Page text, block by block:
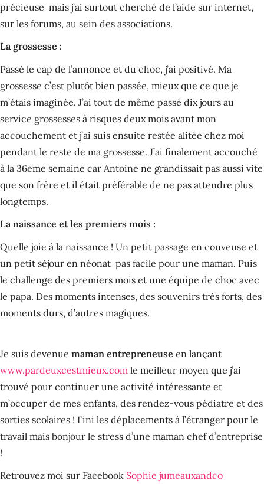
précieuse mais j’ai surtout cherché de l’aide sur internet,
sur les forums, au sein des associations.
La grossesse :
Passé le cap de l’annonce et du choc, j’ai positivé. Ma
grossesse c’est plutôt bien passée, mieux que ce que je
m’étais imaginée. J’ai tout de même passé dix jours au
service grossesses à risques deux mois avant mon
accouchement et j’ai suis ensuite restée alitée chez moi
pendant le reste de ma grossesse. J’ai finalement accouché
à la 36eme semaine car Antoine ne grandissait pas aussi vite
que son frère et il était préférable de ne pas attendre plus
longtemps.
La naissance et les premiers mois :
Quelle joie à la naissance ! Un petit passage en couveuse et
un petit séjour en néonat pas facile pour une maman. Puis
le challenge des premiers mois et une équipe de choc avec
le papa. Des moments intenses, des souvenirs très forts, des
moments durs, d’autres magiques.
Je suis devenue maman entrepreneuse en lançant
www.pardeuxcestmieux.com le meilleur moyen que j’ai
trouvé pour continuer une activité intéressante et
m’occuper de mes enfants, des rendez-vous pédiatre et des
sorties scolaires ! Fini les déplacements à l’étranger pour le
travail mais bonjour le stress d’une maman chef d’entreprise
!
Retrouvez moi sur Facebook Sophie jumeauxandco